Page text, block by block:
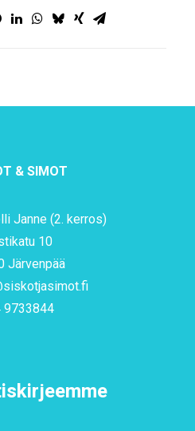
& SIMOT
Janne (2. kerros)
10
Järvenpää
9733844